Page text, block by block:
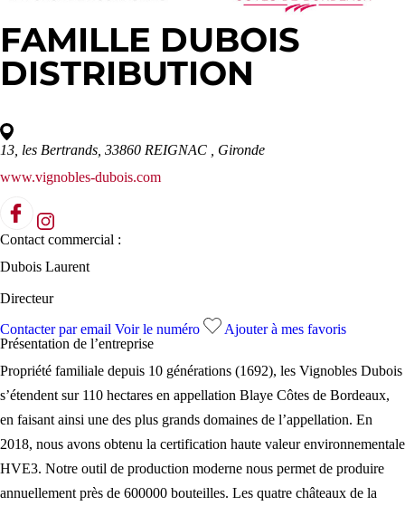
FAMILLE DUBOIS
DISTRIBUTION
13, les Bertrands, 33860 REIGNAC
, Gironde
www.vignobles-dubois.com
Contact commercial :
Dubois Laurent
Directeur
Contacter par email Voir le numéro
Ajouter à mes favoris
Présentation de l’entreprise
Propriété familiale depuis 10 générations (1692), les Vignobles Dubois
s’étendent sur 110 hectares en appellation Blaye Côtes de Bordeaux,
en faisant ainsi une des plus grands domaines de l’appellation. En
2018, nous avons obtenu la certification haute valeur environnementale
HVE3. Notre outil de production moderne nous permet de produire
annuellement près de 600000 bouteilles. Les quatre châteaux de la